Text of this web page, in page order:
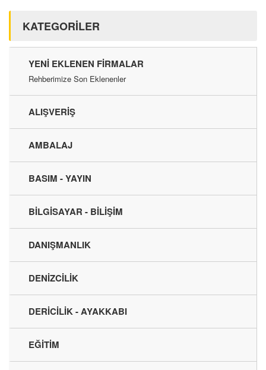
KATEGORİLER
YENI EKLENEN FIRMALAR
Rehberimize Son Eklenenler
ALIŞVERİŞ
AMBALAJ
BASIM - YAYIN
BİLGİSAYAR - BİLİŞİM
DANIŞMANLIK
DENİZCİLİK
DERİCİLİK - AYAKKABI
EĞİTİM